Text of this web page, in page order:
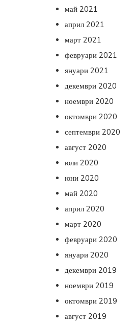
май 2021
април 2021
март 2021
февруари 2021
януари 2021
декември 2020
ноември 2020
октомври 2020
септември 2020
август 2020
юли 2020
юни 2020
май 2020
април 2020
март 2020
февруари 2020
януари 2020
декември 2019
ноември 2019
октомври 2019
август 2019